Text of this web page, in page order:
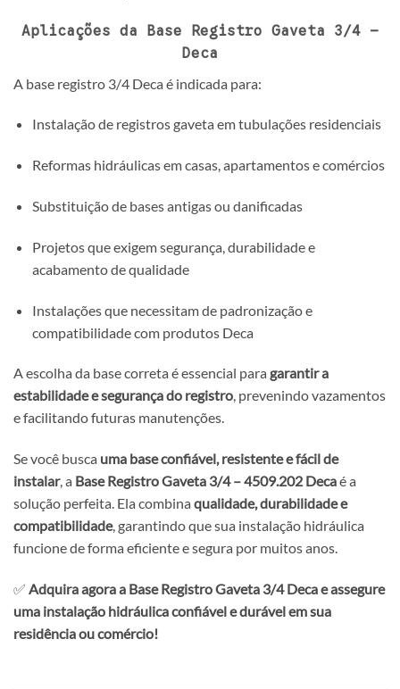
Aplicações da Base Registro Gaveta 3/4 –
Deca
A base registro 3/4 Deca é indicada para:
Instalação de registros gaveta em tubulações residenciais
Reformas hidráulicas em casas, apartamentos e comércios
Substituição de bases antigas ou danificadas
Projetos que exigem segurança, durabilidade e
acabamento de qualidade
Instalações que necessitam de padronização e
compatibilidade com produtos Deca
A escolha da base correta é essencial para garantir a
estabilidade e segurança do registro, prevenindo vazamentos
e facilitando futuras manutenções.
Se você busca uma base confiável, resistente e fácil de
instalar, a Base Registro Gaveta 3/4 – 4509.202 Decaé a
solução perfeita. Ela combina qualidade, durabilidade e
compatibilidade, garantindo que sua instalação hidráulica
funcione de forma eficiente e segura por muitos anos.
✅ Adquira agora a Base Registro Gaveta 3/4 Deca e assegure
uma instalação hidráulica confiável e durável em sua
residência ou comércio!